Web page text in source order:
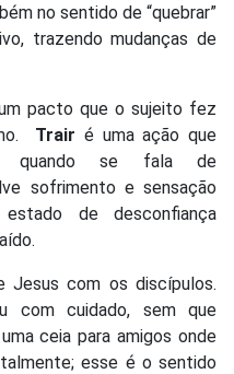
no sentido de “quebrar”
trazendo mudanças de
pacto que o sujeito fez
Trair é uma ação que
quando se fala de
sofrimento e sensação
de desconfiança
Jesus com os discípulos.
com cuidado, sem que
ceia para amigos onde
esse é o sentido